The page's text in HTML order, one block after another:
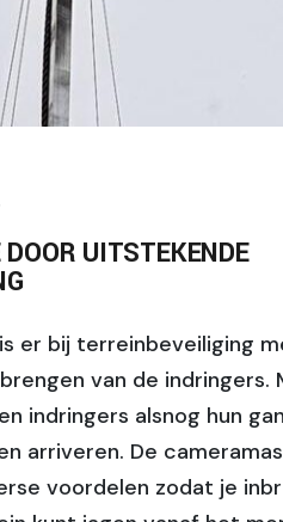
UITSTEKENDE
er bij terreinbeveiliging
van de indringers.
indringers alsnog hun
arriveren. De
voordelen zodat je